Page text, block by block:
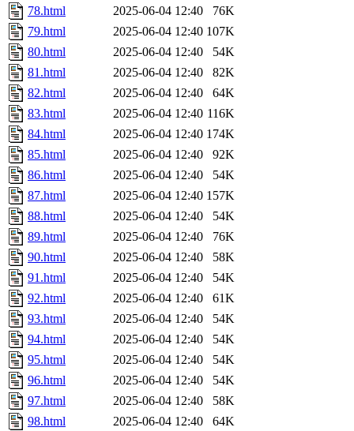
78.html
2025-06-04 12:40
76K
79.html
2025-06-04 12:40 107K
80.html
2025-06-04 12:40
54K
81.html
2025-06-04 12:40
82K
82.html
2025-06-04 12:40
64K
83.html
2025-06-04 12:40 116K
84.html
2025-06-04 12:40 174K
85.html
2025-06-04 12:40
92K
86.html
2025-06-04 12:40
54K
87.html
2025-06-04 12:40 157K
88.html
2025-06-04 12:40
54K
89.html
2025-06-04 12:40
76K
90.html
2025-06-04 12:40
58K
91.html
2025-06-04 12:40
54K
92.html
2025-06-04 12:40
61K
93.html
2025-06-04 12:40
54K
94.html
2025-06-04 12:40
54K
95.html
2025-06-04 12:40
54K
96.html
2025-06-04 12:40
54K
97.html
2025-06-04 12:40
58K
98.html
2025-06-04 12:40
64K